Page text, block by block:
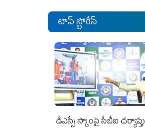
టాప్ స్టోరీస్
డీఎస్సీ స్కాంపై సీబీఐ దర్యాప్తు